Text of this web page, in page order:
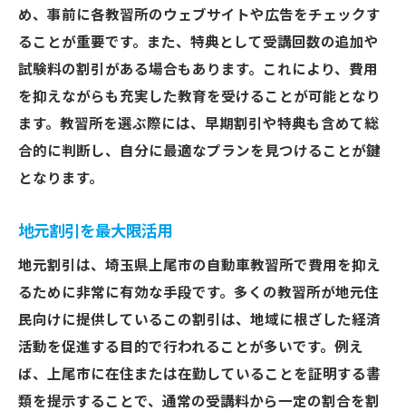
め、事前に各教習所のウェブサイトや広告をチェックす
ることが重要です。また、特典として受講回数の追加や
試験料の割引がある場合もあります。これにより、費用
を抑えながらも充実した教育を受けることが可能となり
ます。教習所を選ぶ際には、早期割引や特典も含めて総
合的に判断し、自分に最適なプランを見つけることが鍵
となります。
地元割引を最大限活用
地元割引は、埼玉県上尾市の自動車教習所で費用を抑え
るために非常に有効な手段です。多くの教習所が地元住
民向けに提供しているこの割引は、地域に根ざした経済
活動を促進する目的で行われることが多いです。例え
ば、上尾市に在住または在勤していることを証明する書
類を提示することで、通常の受講料から一定の割合を割